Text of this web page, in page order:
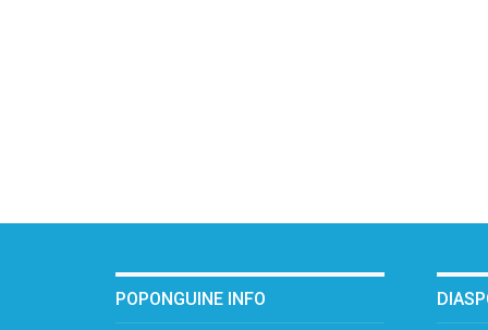
POPONGUINE INFO